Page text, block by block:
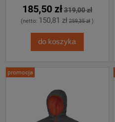
185,50 zł319,00 zł
(netto: 150,81 zł 259,35 zł)
do koszyka
promocja